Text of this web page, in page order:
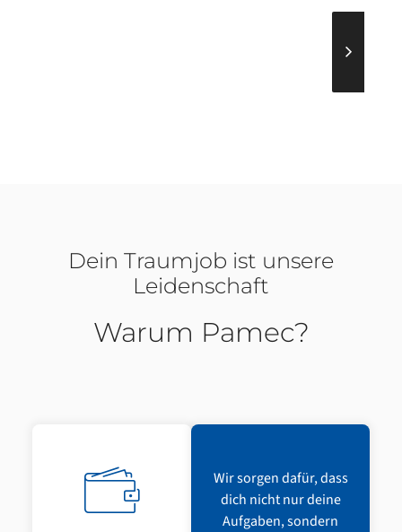
Dein Traumjob ist unsere
Leidenschaft
Warum Pamec?
Wir sorgen dafür, dass
dich nicht nur deine
Aufgaben, sondern